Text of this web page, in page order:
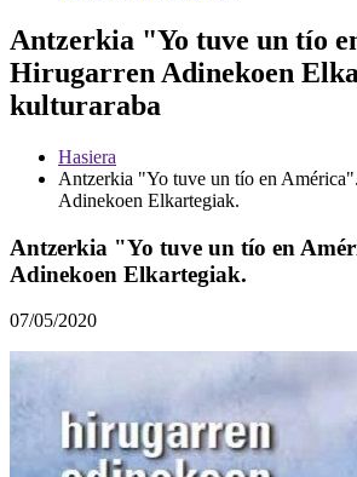
Antzerkia "Yo tuve un tío
Hirugarren Adinekoen
kulturaraba
Hasiera
Antzerkia "Yo tuve un tío en
Adinekoen Elkartegiak.
Antzerkia "Yo tuve un tío en
Adinekoen Elkartegiak.
07/05/2020